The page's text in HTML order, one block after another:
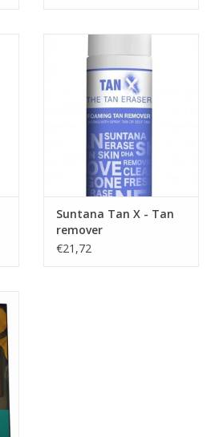
Suntana Tan X - Tan
remover
€21,72